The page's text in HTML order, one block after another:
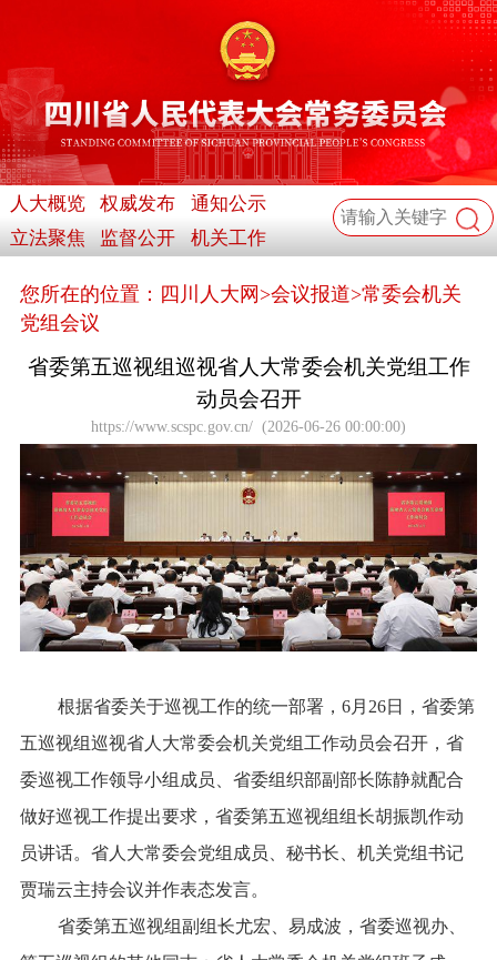
人大概览 权威发布
通知公示
立法聚焦
监督公开 机关工作
您所在的位置： 四川人大网 >会议报道>常委会机关
党组会议
省委第五巡视组巡视省人大常委会机关党组工作
动员会召开
https://www.scspc.gov.cn/ (2026-06-26 00:00:00)
根据省委关于巡视工作的统一部署，6月26日，省委第
五巡视组巡视省人大常委会机关党组工作动员会召开，省
委巡视工作领导小组成员、省委组织部副部长陈静就配合
做好巡视工作提出要求，省委第五巡视组组长胡振凯作动
员讲话。省人大常委会党组成员、秘书长、机关党组书记
贾瑞云主持会议并作表态发言。
省委第五巡视组副组长尤宏、易成波，省委巡视办、